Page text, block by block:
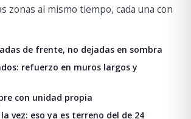
zonas al mismo tiempo, cada una con
de frente, no dejadas en sombra
refuerzo en muros largos y
con unidad propia
vez: eso ya es terreno del de 24